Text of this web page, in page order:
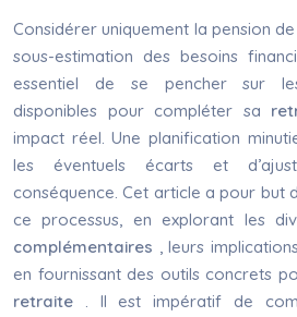
Considérer uniquement la pension
sous-estimation des besoins
essentiel de se pencher sur
disponibles pour compléter sa
impact réel. Une planification
les éventuels écarts et
conséquence. Cet article a pour but
ce processus, en explorant les
complémentaires , leurs
en fournissant des outils concrets
retraite . Il est impératif de